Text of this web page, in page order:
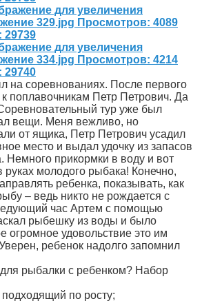
на соревнованиях. После первого
к поплавочникам Петр Петрович. Да
тур уже был
вещи. Меня вежливо, но
от ящика, Петр Петрович усадил
место и выдал удочку из запасов
Немного прикормки в воду и вот
молодого рыбака! Конечно,
ребенка, показывать, как
– ведь никто не рождается с
час Артем с помощью
рыбешку из воды и было
огромное удовольствие это им
ребенок надолго запомнил
рыбалки с ребенком? Набор
подходящий по росту;